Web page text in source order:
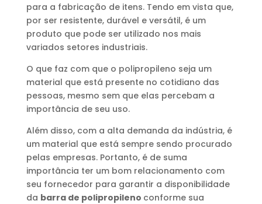
para a fabricação de itens. Tendo em vista que,
por ser resistente, durável e versátil, é um
produto que pode ser utilizado nos mais
variados setores industriais.
O que faz com que o polipropileno seja um
material que está presente no cotidiano das
pessoas, mesmo sem que elas percebam a
importância de seu uso.
Além disso, com a alta demanda da indústria, é
um material que está sempre sendo procurado
pelas empresas. Portanto, é de suma
importância ter um bom relacionamento com
seu fornecedor para garantir a disponibilidade
da barra de polipropileno conforme sua